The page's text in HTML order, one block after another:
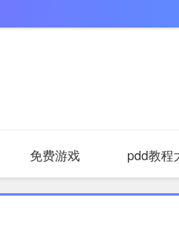
免费游戏 pdd教程